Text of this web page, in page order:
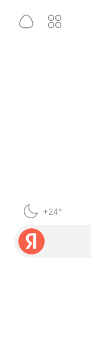
+24°